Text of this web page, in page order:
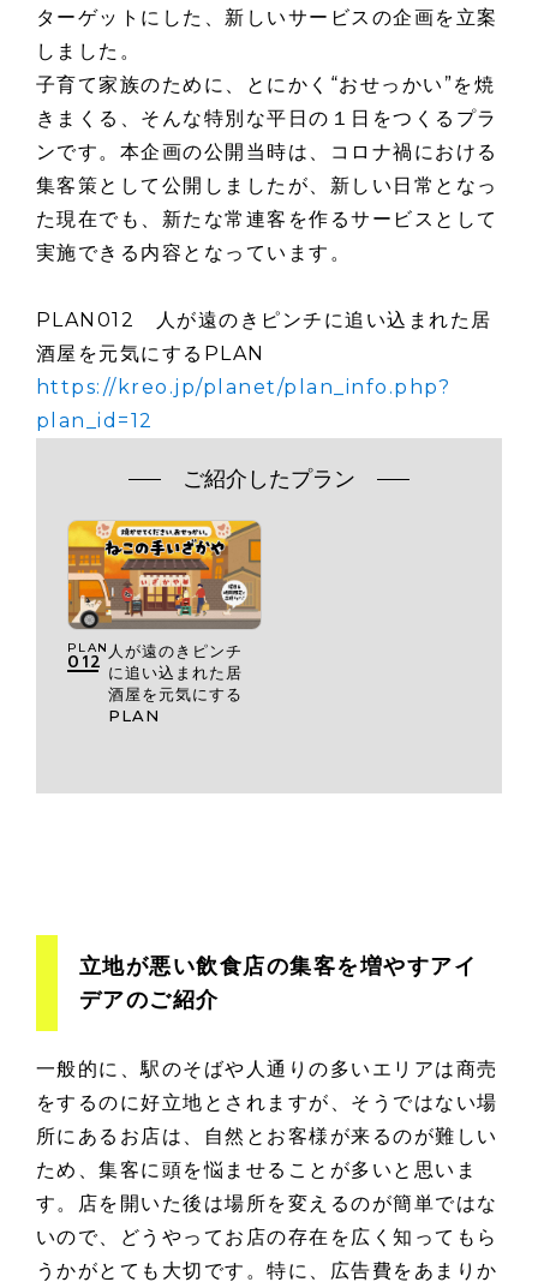
ターゲットにした、新しいサービスの企画を立案
しました。
子育て家族のために、とにかく“おせっかい”を焼
きまくる、そんな特別な平日の１日をつくるプラ
ンです。本企画の公開当時は、コロナ禍における
集客策として公開しましたが、新しい日常となっ
た現在でも、新たな常連客を作るサービスとして
実施できる内容となっています。
PLAN012 人が遠のきピンチに追い込まれた居
酒屋を元気にするPLAN
https://kreo.jp/planet/plan_info.php?
plan_id=12
ご紹介したプラン
PLAN
012 人が遠のきピンチ
に追い込まれた居
酒屋を元気にする
PLAN
立地が悪い飲食店の集客を増やすアイ
デアのご紹介
一般的に、駅のそばや人通りの多いエリアは商売
をするのに好立地とされますが、そうではない場
所にあるお店は、自然とお客様が来るのが難しい
ため、集客に頭を悩ませることが多いと思いま
す。店を開いた後は場所を変えるのが簡単ではな
いので、どうやってお店の存在を広く知ってもら
うかがとても大切です。特に、広告費をあまりか